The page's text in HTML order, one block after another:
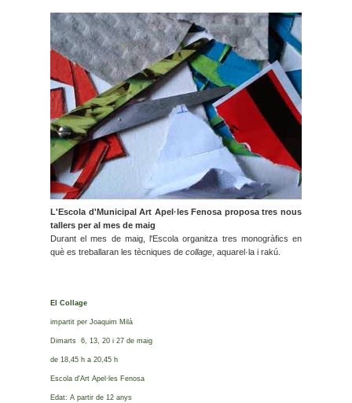
L'Escola d' MunicipalArt Apel·les Fenosa proposa tres nous
tallers per al mes de maig
Durant el mes de maig, l'Escola organitza tres monogràfics en
què es treballaran les tècniques de collage , aquarel·la i rakú.
El Collage
impartit per Joaquim Milà
Dimarts 6, 13, 20 i 27 de maig
de 18,45 h a 20,45 h
Escola d'Art Apel·les Fenosa
Edat: A partir de 12 anys